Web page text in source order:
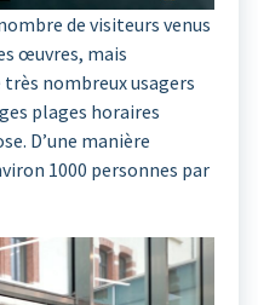
de visiteurs venus
œuvres, mais
nombreux usagers
plages horaires
D’une manière
1000 personnes par